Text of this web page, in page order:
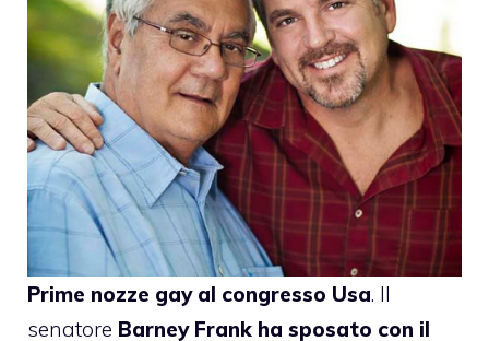
Prime nozze gay al congresso Usa. Il
senatore Barney Frank ha sposato con il